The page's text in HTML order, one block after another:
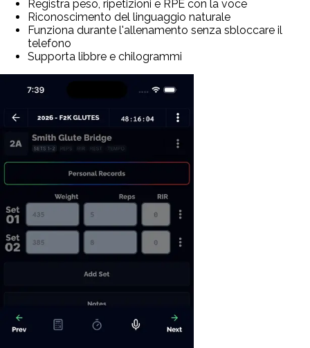
Registra peso, ripetizioni e RPE con la voce
Riconoscimento del linguaggio naturale
Funziona durante l'allenamento senza sbloccare il
telefono
Supporta libbre e chilogrammi